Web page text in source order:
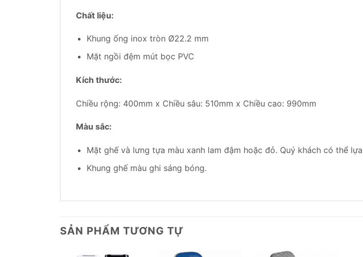
Chất liệu:
Khung ống inox tròn Ø22.2 mm
Mặt ngồi đệm mút bọc PVC
Kích thước:
Chiều rộng: 400mm x Chiều sâu: 510mm x Chiều cao: 990mm
Màu sắc:
Mặt ghế và lưng tựa màu xanh lam đậm hoặc đỏ. Quý khách có thể
Khung ghế màu ghi sáng bóng.
SẢN PHẨM TƯƠNG TỰ